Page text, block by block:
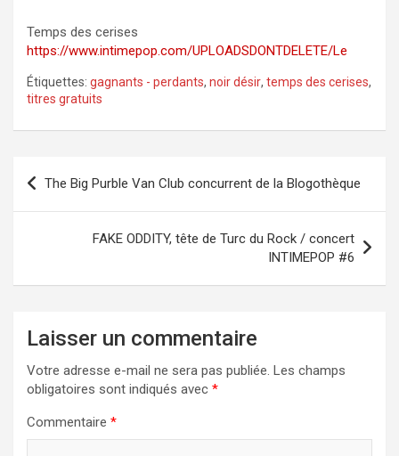
Temps des cerises
https://www.intimepop.com/UPLOADSDONTDELETE/Le
Étiquettes: gagnants - perdants, noir désir, temps des cerises,
titres gratuits
Navigation
de
The Big Purble Van Club concurrent de la Blogothèque
FAKE ODDITY, tête de Turc du Rock / concert
INTIMEPOP #6
Laisser un commentaire
Votre adresse e-mail ne sera pas publiée. Les champs
obligatoires sont indiqués avec *
Commentaire *